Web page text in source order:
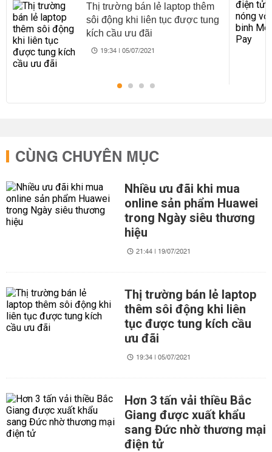
Thị trường bán lẻ laptop thêm
sôi động khi liên tục được tung
kích cầu ưu đãi
19:34 | 05/07/2021
CÙNG CHUYÊN MỤC
Nhiều ưu đãi khi mua
online sản phẩm Huawei
trong Ngày siêu thương
hiệu
21:44 | 19/07/2021
Thị trường bán lẻ laptop
thêm sôi động khi liên
tục được tung kích cầu
ưu đãi
19:34 | 05/07/2021
Hơn 3 tấn vải thiều Bắc
Giang được xuất khẩu
sang Đức nhờ thương mại
điện tử